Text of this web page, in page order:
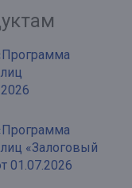
«Залоговый
01.07.2026